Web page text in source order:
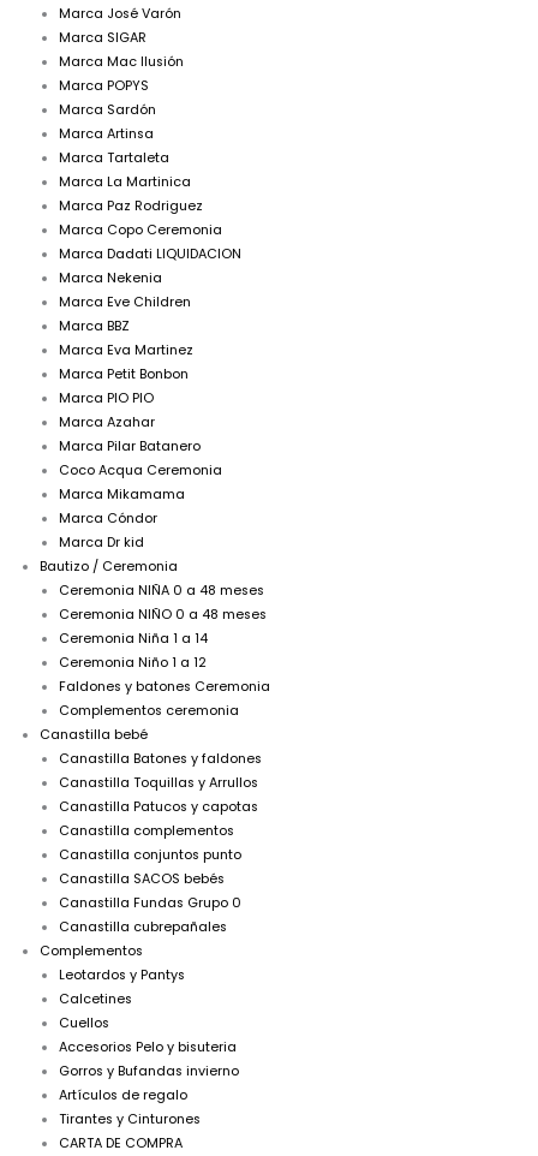
Marca José Varón
Marca SIGAR
Marca Mac Ilusión
Marca POPYS
Marca Sardón
Marca Artinsa
Marca Tartaleta
Marca La Martinica
Marca Paz Rodriguez
Marca Copo Ceremonia
Marca Dadati LIQUIDACION
Marca Nekenia
Marca Eve Children
Marca BBZ
Marca Eva Martinez
Marca Petit Bonbon
Marca PIO PIO
Marca Azahar
Marca Pilar Batanero
Coco Acqua Ceremonia
Marca Mikamama
Marca Cóndor
Marca Dr kid
Bautizo / Ceremonia
Ceremonia NIÑA 0 a 48 meses
Ceremonia NIÑO 0 a 48 meses
Ceremonia Niña 1 a 14
Ceremonia Niño 1 a 12
Faldones y batones Ceremonia
Complementos ceremonia
Canastilla bebé
Canastilla Batones y faldones
Canastilla Toquillas y Arrullos
Canastilla Patucos y capotas
Canastilla complementos
Canastilla conjuntos punto
Canastilla SACOS bebés
Canastilla Fundas Grupo 0
Canastilla cubrepañales
Complementos
Leotardos y Pantys
Calcetines
Cuellos
Accesorios Pelo y bisuteria
Gorros y Bufandas invierno
Artículos de regalo
Tirantes y Cinturones
CARTA DE COMPRA